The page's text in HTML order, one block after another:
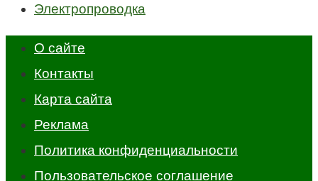
Электропроводка
О сайте
Контакты
Карта сайта
Реклама
Политика конфиденциальности
Пользовательское соглашение